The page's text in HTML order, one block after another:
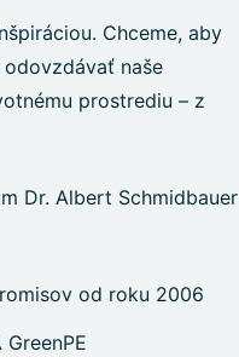
Chceme, aby
naše
prostrediu – z
Dr. Albert Schmidbauer
od roku 2006